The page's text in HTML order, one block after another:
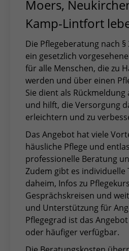
Moers,
Kamp-Lintfort
Die Pflegeberatung nach §
ein gesetzlich
für alle Menschen, die zu
werden und über einen
Sie dient als Rückmeldung
und hilft, die Versorgung
erleichtern und zu
Das Angebot hat viele
häusliche Pflege und
professionelle Beratung
Zudem gibt es individuelle
daheim, Infos zu
Gesprächskreisen und
und Unterstützung für
Pflegegrad ist das
oder häufiger verfügbar.